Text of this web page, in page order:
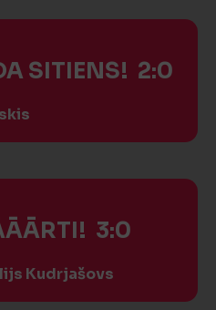
SITIENS! 2:0
3:0
Kudrjašovs